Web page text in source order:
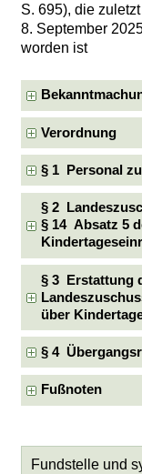
S. 695), die
8. September
worden ist
Verordnung
§ 1 Personal
§ 2
§ 14 Absatz 5
§ 3 Erstattung
über
§ 4
Fußnoten
Fundstelle und